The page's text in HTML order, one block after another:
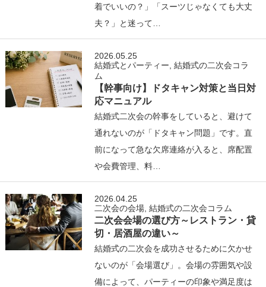
着でいいの？」「スーツじゃなくても大丈
夫？」と迷って…
2026.05.25
結婚式とパーティー ,結婚式の二次会コラ
ム
【幹事向け】ドタキャン対策と当日対
応マニュアル
結婚式二次会の幹事をしていると、避けて
通れないのが「ドタキャン問題」です。直
前になって急な欠席連絡が入ると、席配置
や会費管理、料…
2026.04.25
二次会の会場 ,結婚式の二次会コラム
二次会会場の選び方～レストラン・貸
切・居酒屋の違い～
結婚式の二次会を成功させるために欠かせ
ないのが「会場選び」。会場の雰囲気や設
備によって、パーティーの印象や満足度は